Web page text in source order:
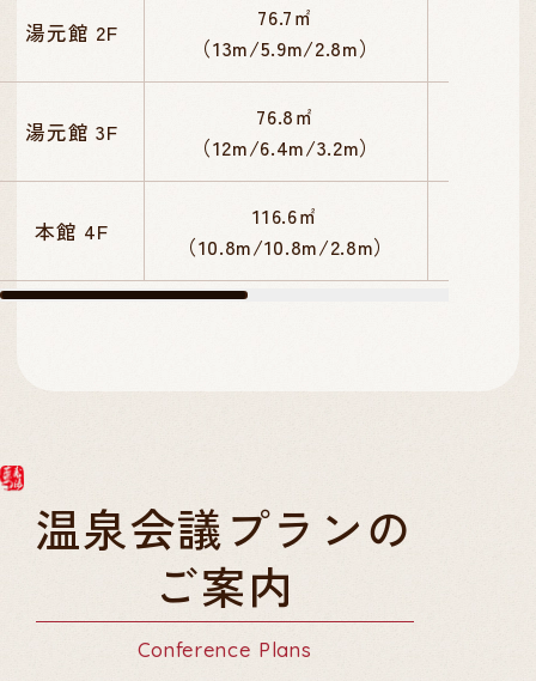
湯元館 2F
76.7㎡
（13m/5.9m/2.8m）
湯元館 3F
76.8㎡
（12m/6.4m/3.2m）
本館 4F
116.6㎡
（10.8m/10.8m/2.8m）
温泉会議プランの
ご案内
Conference Plans